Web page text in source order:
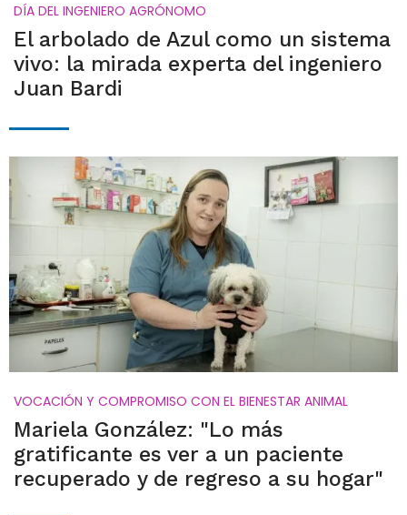
DÍA DEL INGENIERO AGRÓNOMO
El arbolado de Azul como un sistema
vivo: la mirada experta del ingeniero
Juan Bardi
VOCACIÓN Y COMPROMISO CON EL BIENESTAR ANIMAL
Mariela González: "Lo más
gratificante es ver a un paciente
recuperado y de regreso a su hogar"